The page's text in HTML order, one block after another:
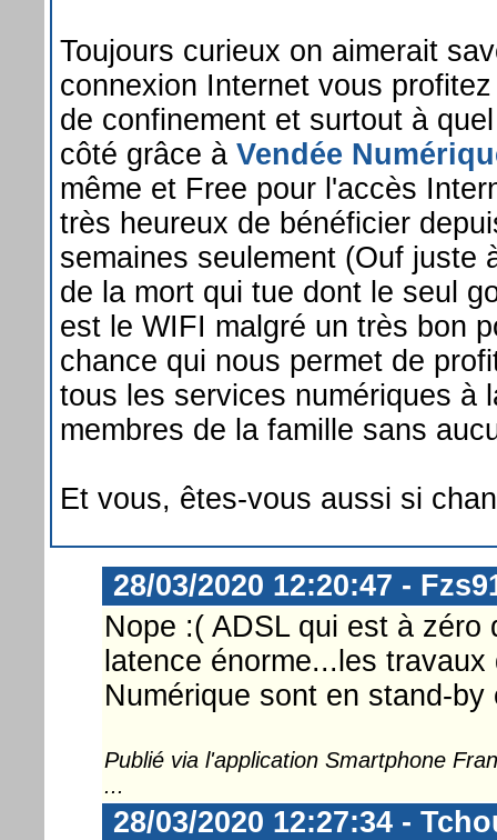
Toujours curieux on aimerait
connexion Internet vous
de confinement et surtout à
côté grâce à Vendée
même et Free pour l'accès
très heureux de bénéficier
semaines seulement (Ouf juste
de la mort qui tue dont le seul
est le WIFI malgré un très bon
chance qui nous permet de
tous les services numériques à
membres de la famille sans
Et vous, êtes-vous aussi si
28/03/2020 12:20:47 -
Nope :( ADSL qui est à
latence énorme...les
Numérique sont en stand-by
Publié via l'application Smartphone
...
28/03/2020 12:27:34 -